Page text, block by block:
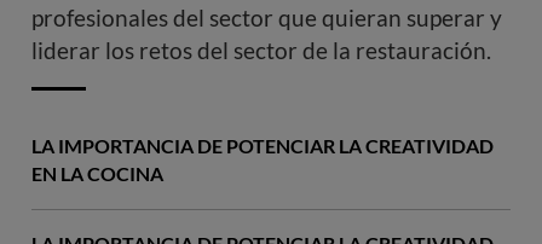
profesionales del sector que quieran superar y
liderar los retos del sector de la restauración.
LA IMPORTANCIA DE POTENCIAR LA CREATIVIDAD
EN LA COCINA